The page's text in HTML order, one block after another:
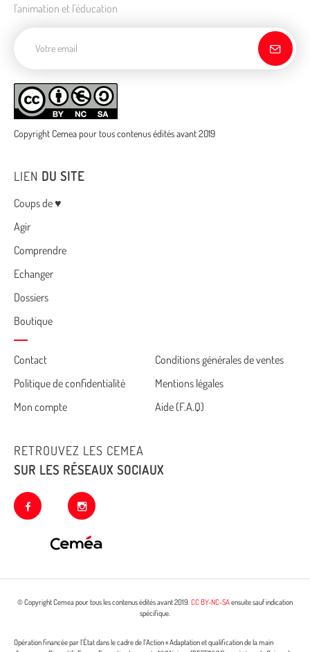
l'animation et l'éducation
Copyright Cemea pour tous contenus édités avant 2019
LIEN DU SITE
Menu
Coups de ♥
Agir
Comprendre
Echanger
Dossiers
Boutique
Cemea
footer
Contact
Conditions générales de ventes
Politique de confidentialité
Mentions légales
Mon compte
Aide (F.A.Q)
RETROUVEZ LES CEMEA
SUR LES RÉSEAUX SOCIAUX
facebook instagram
© Copyright Cemea pour tous les contenus édités avant 2019.CC BY-NC-SAensuite sauf indication
spécifique.
Opération financée par l’État dans le cadre de l’Action « Adaptation et qualification de la main